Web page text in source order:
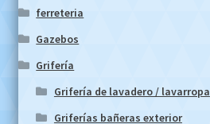
ferreteria
Gazebos
Grifería
Grifería de lavadero / lavarropa
Griferías bañeras exterior